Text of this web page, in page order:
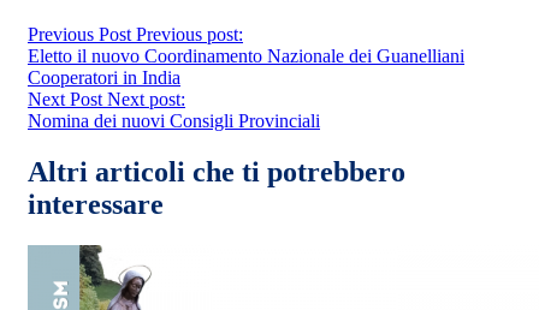
Previous Post Previous post:
Eletto il nuovo Coordinamento Nazionale dei Guanelliani
Cooperatori in India
Next Post Next post:
Nomina dei nuovi Consigli Provinciali
Altri articoli che ti potrebbero
interessare